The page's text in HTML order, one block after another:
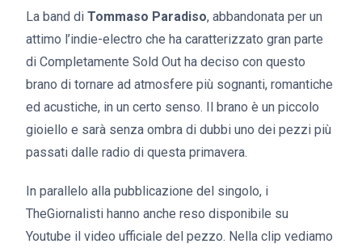
La band di Tommaso Paradiso, abbandonata per un
attimo l’indie-electro che ha caratterizzato gran parte
di Completamente Sold Out ha deciso con questo
brano di tornare ad atmosfere più sognanti, romantiche
ed acustiche, in un certo senso. Il brano è un piccolo
gioiello e sarà senza ombra di dubbi uno dei pezzi più
passati dalle radio di questa primavera.
In parallelo alla pubblicazione del singolo, i
TheGiornalisti hanno anche reso disponibile su
Youtube il video ufficiale del pezzo. Nella clip vediamo